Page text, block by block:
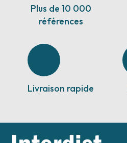
Plus de 10 000
références
Livraison rapide